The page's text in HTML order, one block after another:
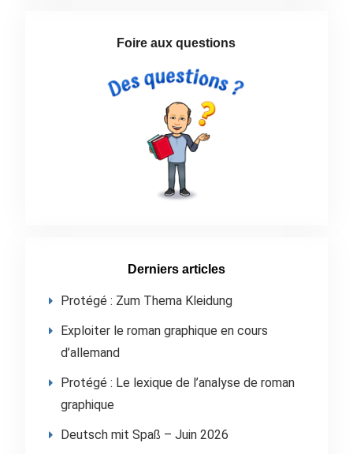
Foire aux questions
Derniers articles
Protégé : Zum Thema Kleidung
Exploiter le roman graphique en cours
d’allemand
Protégé : Le lexique de l’analyse de roman
graphique
Deutsch mit Spaß – Juin 2026